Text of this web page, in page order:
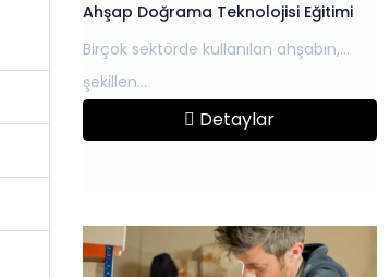
Ahşap Doğrama Teknolojisi Eğitimi
Birçok sektörde kullanılan ahşabın,
Detaylar